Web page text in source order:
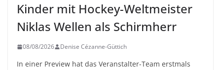
Kinder mit Hockey-Weltmeister
Niklas Wellen als Schirmherr
08/08/2026 Denise Cézanne-Güttich
In einer Preview hat das Veranstalter-Team erstmals